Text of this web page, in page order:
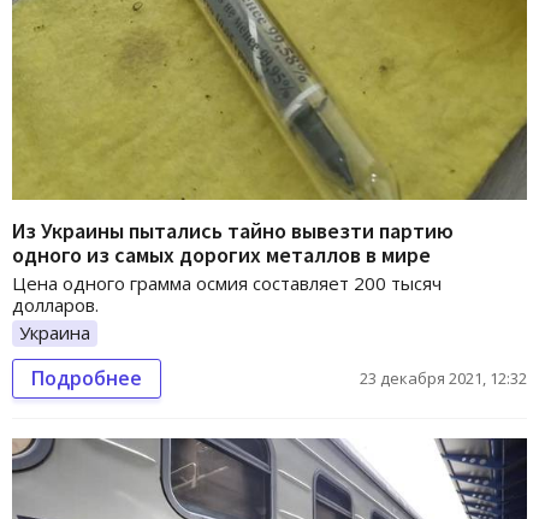
Из Украины пытались тайно вывезти партию
одного из самых дорогих металлов в мире
Цена одного грамма осмия составляет 200 тысяч
долларов.
Украина
Подробнее 23 декабря 2021, 12:32